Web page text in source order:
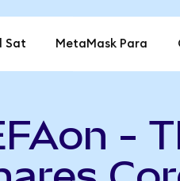
Sat MetaMask Para
-